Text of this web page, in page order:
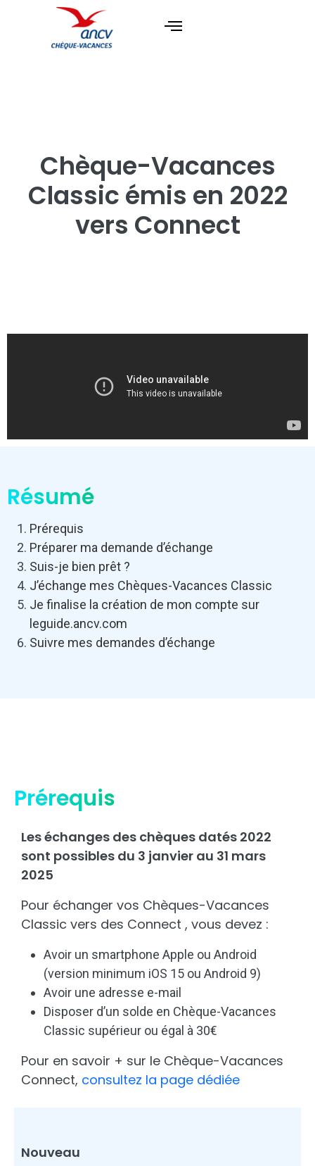
Chèque-Vacances
Classic émis en 2022
vers Connect
Résumé
Prérequis
Préparer ma demande d’échange
Suis-je bien prêt ?
J’échange mes Chèques-Vacances Classic
Je finalise la création de mon compte sur
leguide.ancv.com
Suivre mes demandes d’échange
Prérequis
Les échanges des chèques datés 2022
sont possibles du 3 janvier au 31 mars
2025
Pour échanger vos Chèques-Vacances
Classic vers des Connect , vous devez :
Avoir un smartphone Apple ou Android
(version minimum iOS 15 ou Android 9)
Avoir une adresse e-mail
Disposer d’un solde en Chèque-Vacances
Classic supérieur ou égal à 30€
Pour en savoir + sur le Chèque-Vacances
Connect, consultez la page dédiée
Nouveau